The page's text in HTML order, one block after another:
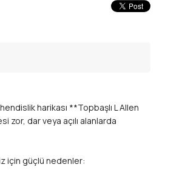
harikası **Topbaşlı L Allen
zor, dar veya açılı alanlarda
için güçlü nedenler: